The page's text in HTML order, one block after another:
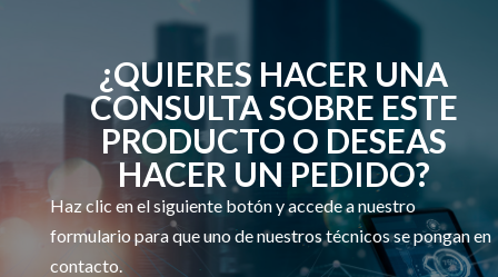
¿QUIERES HACER UNA
CONSULTA SOBRE ESTE
PRODUCTO O DESEAS
HACER UN PEDIDO?
Haz clic en el siguiente botón y accede a nuestro
formulario para que uno de nuestros técnicos se pongan en
contacto.